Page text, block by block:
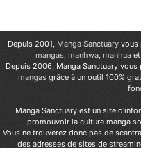
Depuis 2001, Manga Sanctuary vous
mangas, manhwa, manhuaet
Depuis 2006, Manga Sanctuary
mangas grâce à un outil 100%
Manga Sanctuary est un site
promouvoir la culture manga
Vous ne trouverez donc pas de
des adresses de sites de